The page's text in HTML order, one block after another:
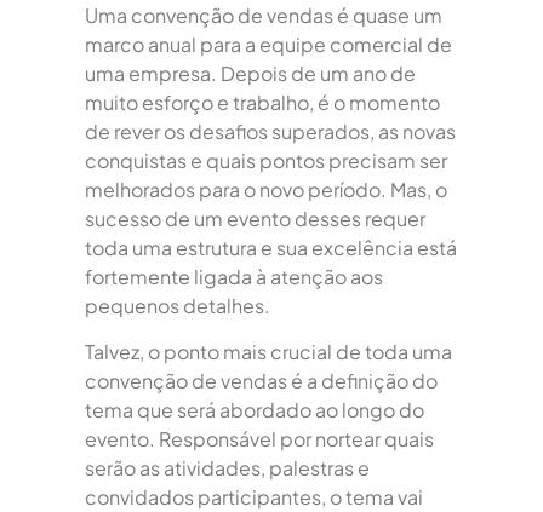
Uma convenção de vendas é quase um
marco anual para a equipe comercial de
uma empresa. Depois de um ano de
muito esforço e trabalho, é o momento
de rever os desafios superados, as novas
conquistas e quais pontos precisam ser
melhorados para o novo período. Mas, o
sucesso de um evento desses requer
toda uma estrutura e sua excelência está
fortemente ligada à atenção aos
pequenos detalhes.
Talvez, o ponto mais crucial de toda uma
convenção de vendas é a definição do
tema que será abordado ao longo do
evento. Responsável por nortear quais
serão as atividades, palestras e
convidados participantes, o tema vai